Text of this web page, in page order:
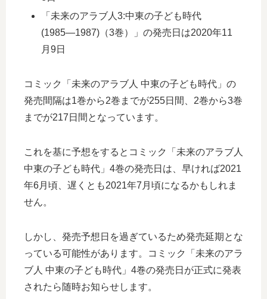
「未来のアラブ人3:中東の子ども時代
(1985―1987)（3巻）」の発売日は2020年11
月9日
コミック「未来のアラブ人 中東の子ども時代」の
発売間隔は1巻から2巻までが255日間、2巻から3巻
までが217日間となっています。
これを基に予想をするとコミック「未来のアラブ人
中東の子ども時代」4巻の発売日は、早ければ2021
年6月頃、遅くとも2021年7月頃になるかもしれま
せん。
しかし、発売予想日を過ぎているため発売延期とな
っている可能性があります。コミック「未来のアラ
ブ人 中東の子ども時代」4巻の発売日が正式に発表
されたら随時お知らせします。